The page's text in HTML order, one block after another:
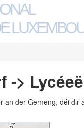
->
an der Gemeng, déi